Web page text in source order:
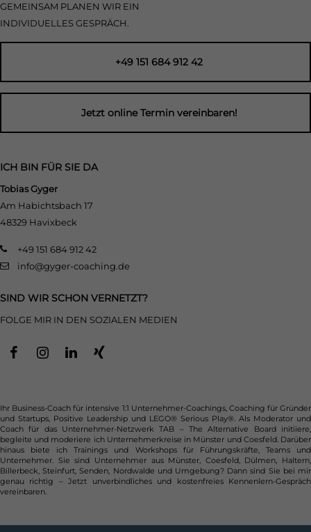
GEMEINSAM PLANEN WIR EIN
INDIVIDUELLES GESPRÄCH.
+49 151 684 912 42
Jetzt online Termin vereinbaren!
ICH BIN FÜR SIE DA
Tobias Gyger
Am Habichtsbach 17
48329 Havixbeck
+49 151 684 912 42
info@gyger-coaching.de
SIND WIR SCHON VERNETZT?
FOLGE MIR IN DEN SOZIALEN MEDIEN
Ihr Business-Coach für intensive 1:1 Unternehmer-Coachings, Coaching für Gründer
und Startups, Positive Leadership und LEGO® Serious Play®. Als Moderator und
Coach für das Unternehmer-Netzwerk TAB – The Alternative Board initiiere,
begleite und moderiere ich Unternehmerkreise in Münster und Coesfeld. Darüber
hinaus biete ich Trainings und Workshops für Führungskräfte, Teams und
Unternehmer. Sie sind Unternehmer aus Münster, Coesfeld, Dülmen, Haltern,
Billerbeck, Steinfurt, Senden, Nordwalde und Umgebung? Dann sind Sie bei mir
genau richtig – Jetzt unverbindliches und kostenfreies Kennenlern-Gespräch
vereinbaren.